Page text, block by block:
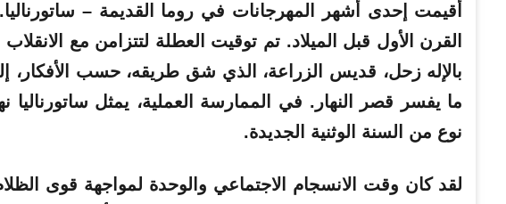
أقيمت إحدى أشهر المهرجانات في روما القديمة –
القرن الأول قبل الميلاد. تم توقيت العطلة لتتزامن مع
بالإله زحل، قديس الزراعة، الذي شق طريقه، حسب الأفكار،
ما يفسر قصر النهار. في الممارسة العملية، يمثل ساتورناليا
نوع من السنة الوثنية الجديدة.
لقد كان وقت الانسجام الاجتماعي والوحدة لمواجهة قوى